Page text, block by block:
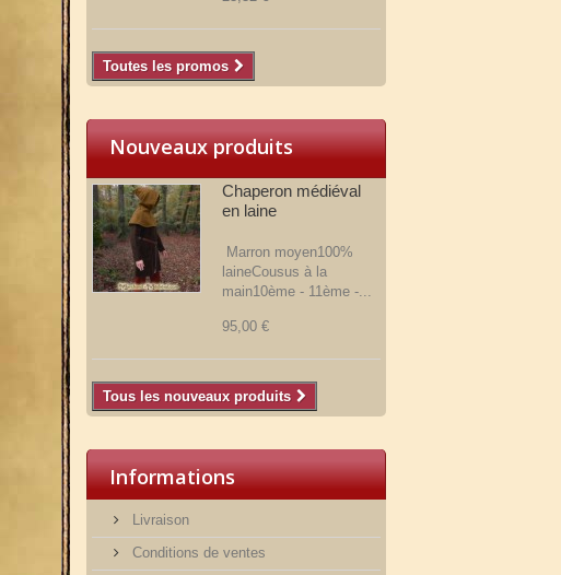
Toutes les promos
Nouveaux produits
Chaperon médiéval
en laine
Marron moyen100%
laineCousus à la
main10ème - 11ème -...
95,00 €
Tous les nouveaux produits
Informations
Livraison
Conditions de ventes